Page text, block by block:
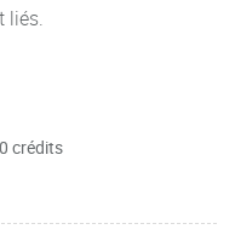
liés.
crédits